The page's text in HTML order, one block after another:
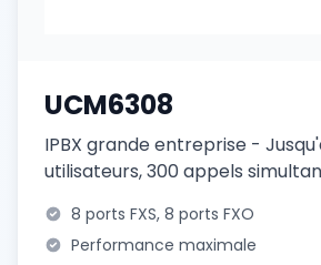
UCM6308
IPBX grande entreprise -
utilisateurs, 300 appels
8 ports FXS, 8 ports FXO
Performance maximale